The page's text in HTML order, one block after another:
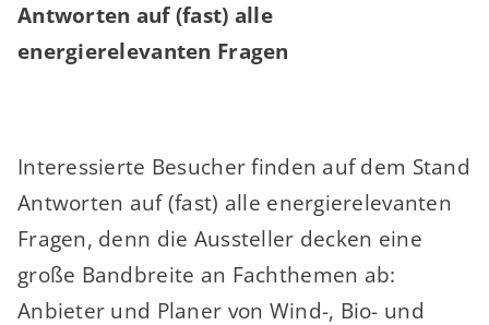
Antworten auf (fast) alle
energierelevanten Fragen
Interessierte Besucher finden auf dem Stand
Antworten auf (fast) alle energierelevanten
Fragen, denn die Aussteller decken eine
große Bandbreite an Fachthemen ab:
Anbieter und Planer von Wind-, Bio- und